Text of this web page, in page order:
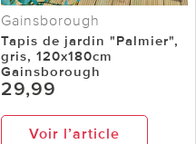
Gainsborough
Tapis de jardin "Palmier",
gris, 120x180cm
Gainsborough
29,99
Voir l’article